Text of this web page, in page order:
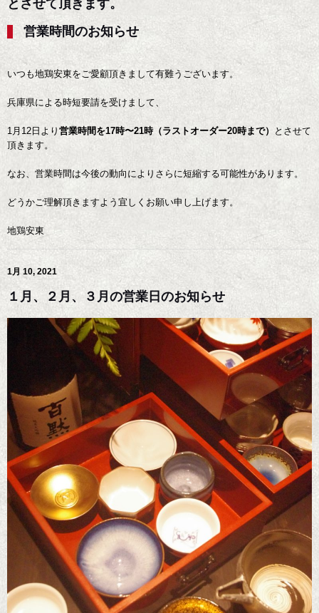
とさせて頂きます。
営業時間のお知らせ
いつも地鶏安東をご愛顧頂きまして有難うございます。
兵庫県による時短要請を受けまして、
1月12日より 営業時間を17時〜21時（ラストオーダー20時まで） とさせて
頂きます。
なお、営業時間は今後の動向によりさらに短縮する可能性があります。
どうかご理解頂きますよう宜しくお願い申し上げます。
地鶏安東
1月 10, 2021
１月、２月、３月の営業日のお知らせ